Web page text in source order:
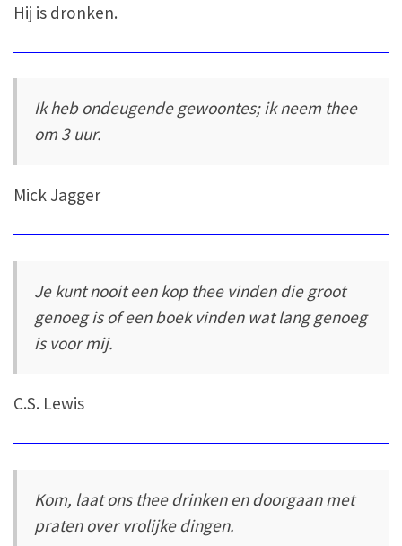
Hij is dronken.
Ik heb ondeugende gewoontes; ik neem thee
om 3 uur.
Mick Jagger
Je kunt nooit een kop thee vinden die groot
genoeg is of een boek vinden wat lang genoeg
is voor mij.
C.S. Lewis
Kom, laat ons thee drinken en doorgaan met
praten over vrolijke dingen.